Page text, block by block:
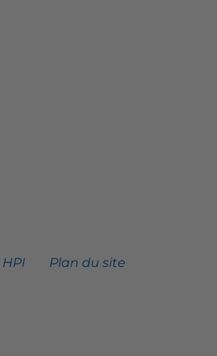
HPI Plan du site